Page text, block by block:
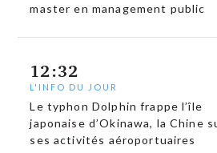
master en management public
12:32
L'INFO DU JOUR
Le typhon Dolphin frappe l’île
japonaise d’Okinawa, la Chine
ses activités aéroportuaires